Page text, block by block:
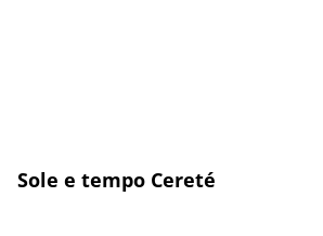
Sole e tempo Cereté